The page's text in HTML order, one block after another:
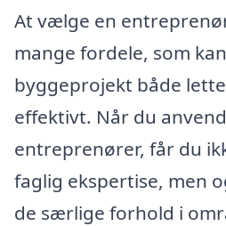
At vælge en
mange fordele, som
byggeprojekt både
effektivt. Når du
entreprenører, får du
faglig ekspertise, men
de særlige forhold i